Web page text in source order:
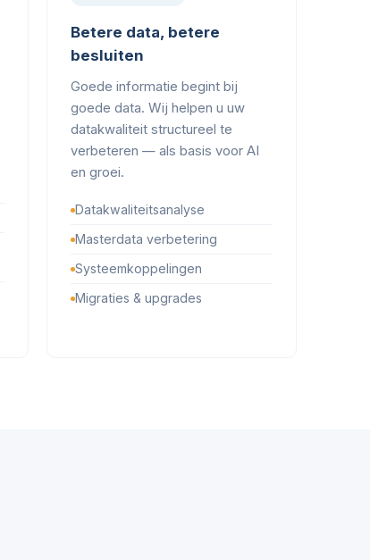
Betere data, betere
besluiten
Goede informatie begint bij
goede data. Wij helpen u uw
datakwaliteit structureel te
verbeteren — als basis voor AI
en groei.
Datakwaliteitsanalyse
Masterdata verbetering
Systeemkoppelingen
Migraties & upgrades